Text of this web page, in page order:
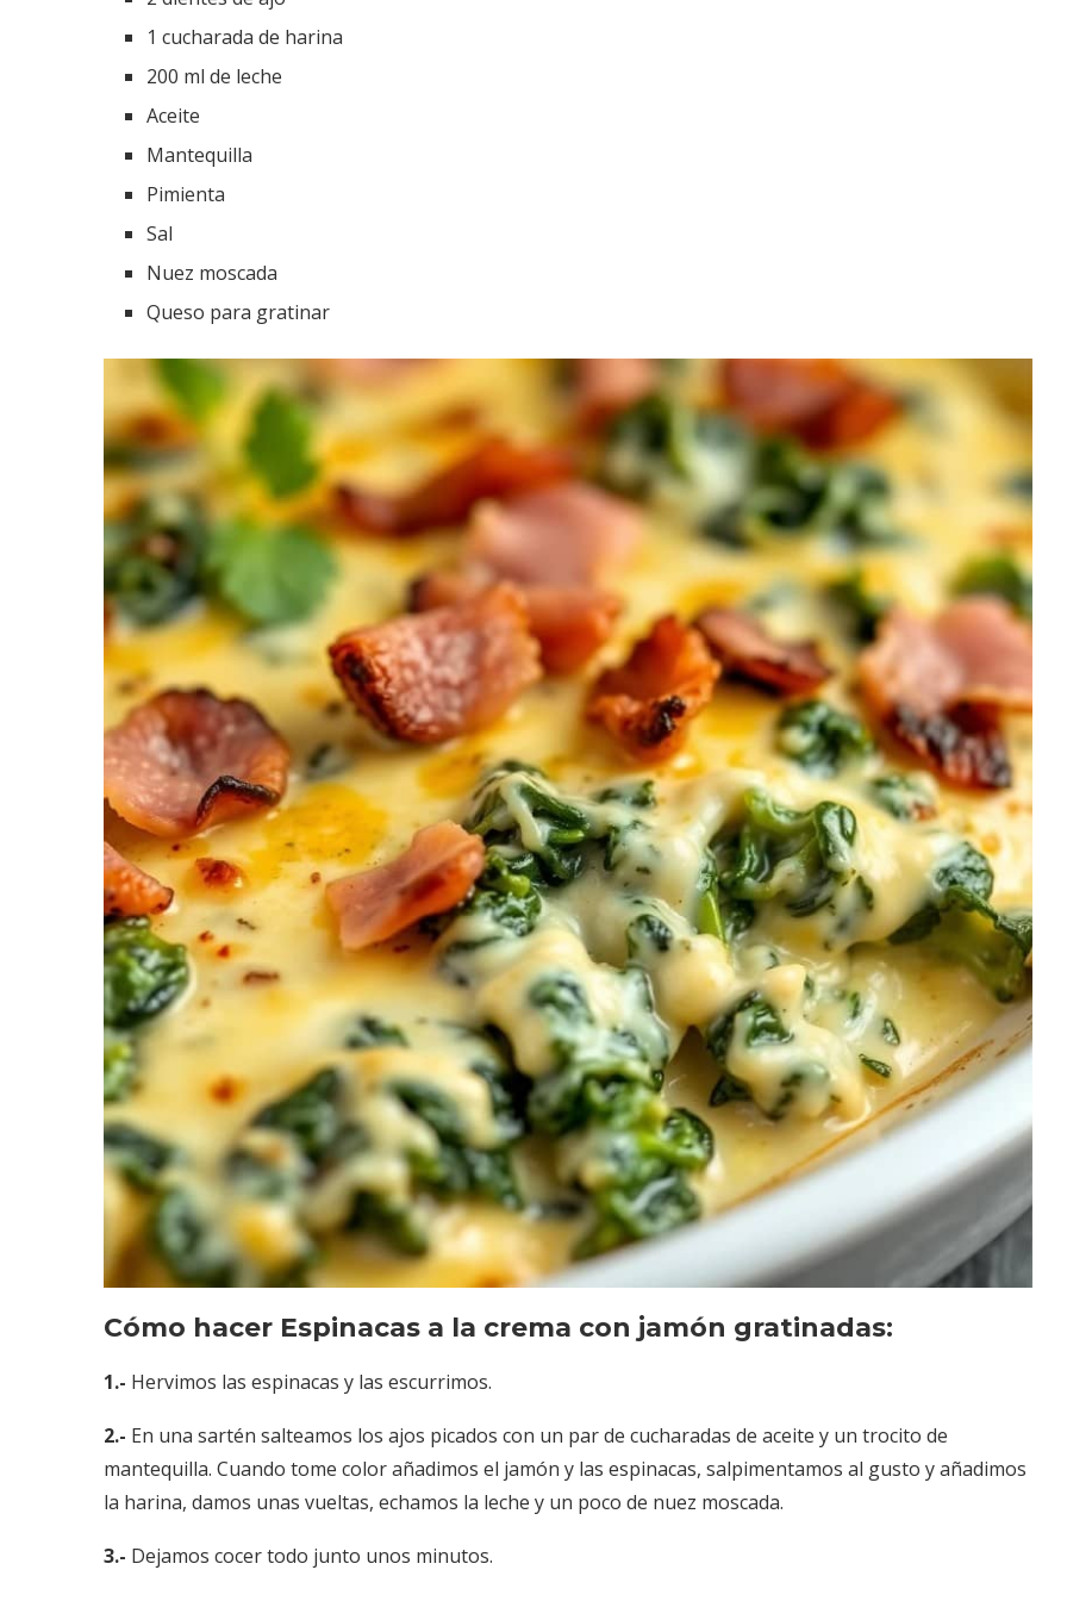
1 cucharada de harina
200 ml de leche
Aceite
Mantequilla
Pimienta
Sal
Nuez moscada
Queso para gratinar
Cómo hacer Espinacas a la crema con jamón gratinadas:
1.- Hervimos las espinacas y las escurrimos.
2.- En una sartén salteamos los ajos picados con un par de cucharadas de aceite y un trocito de
mantequilla. Cuando tome color añadimos el jamón y las espinacas, salpimentamos al gusto y añadimos
la harina, damos unas vueltas, echamos la leche y un poco de nuez moscada.
3.- Dejamos cocer todo junto unos minutos.